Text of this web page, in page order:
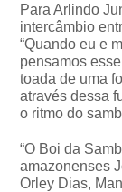
Para Arlindo
intercâmbio
“Quando eu e
pensamos
toada de uma
através dessa
o ritmo do
“O Boi da
amazonenses
Orley Dias,